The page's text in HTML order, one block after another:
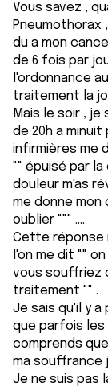
Vous savez ,
Pneumothorax
du a mon
de 6 fois par
l'ordonnance
traitement la
Mais le soir ,
de 20h a
infirmières me
"" épuisé par la
douleur m'as
me donne
oublier """ ....
Cette réponse
l'on me dit ""
vous souffriez
traitement "" .
Je sais qu'il y a
que parfois les
comprends
ma souffrance
Je ne suis pas